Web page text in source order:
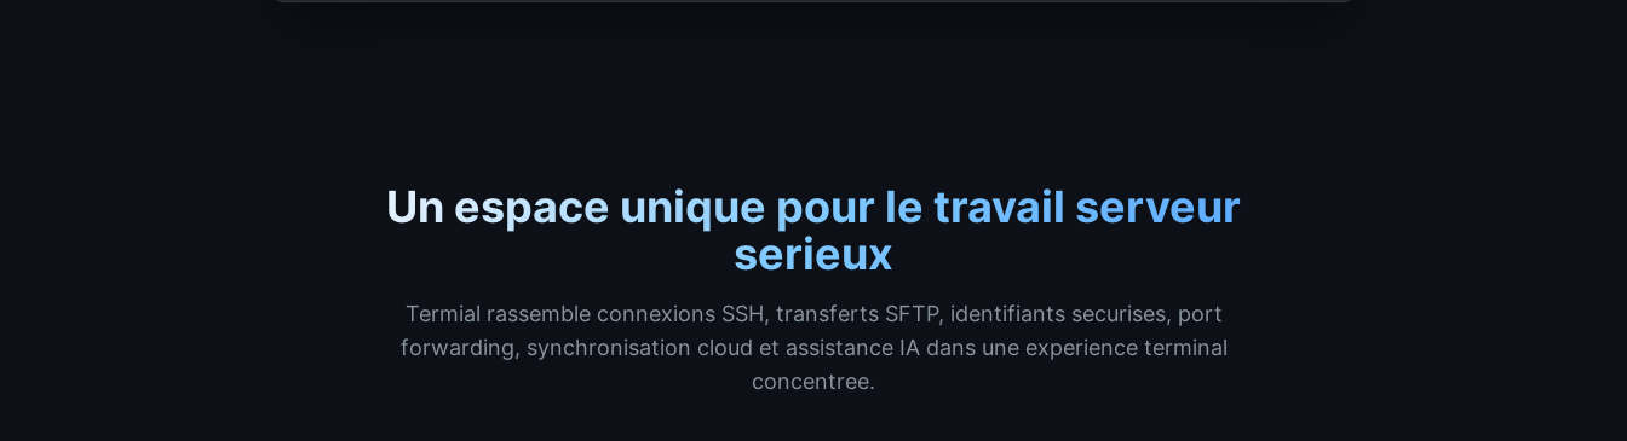
Un espace unique pour le travail serveur
serieux
Termial rassemble connexions SSH, transferts SFTP, identifiants securises, port
forwarding, synchronisation cloud et assistance IA dans une experience terminal
concentree.